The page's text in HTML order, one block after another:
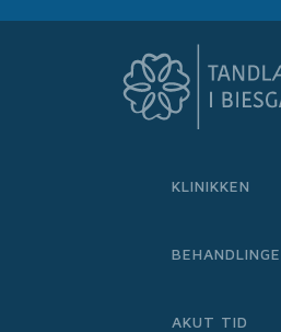
KLINIKKEN
AKUT TID